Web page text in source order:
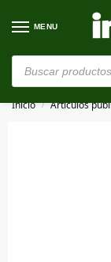
MENU
⚠️
Inicio / Artículos